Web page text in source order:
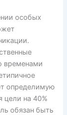
особых
временами
определимую
цели на 40%
обязан быть